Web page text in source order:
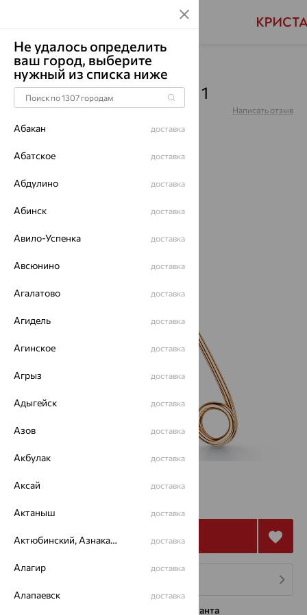
Главная Каталог Броши
Брошь, золото, 401710 1 1
Артикул:401710 1 1 Написать отзыв
от 9 951
Нужна помощь консультанта
Не удалось определить
ваш город, выберите
нужный из списка ниже
Абакан доставка
Абатское доставка
Абдулино доставка
Абинск доставка
Авило-Успенка доставка
Авсюнино доставка
Агалатово доставка
Агидель доставка
Агинское доставка
Агрыз доставка
Адыгейск доставка
Азов доставка
Акбулак доставка
Аксай доставка
Актаныш доставка
Актюбинский, Азнакаевский район доставка
Алагир доставка
Алапаевск доставка